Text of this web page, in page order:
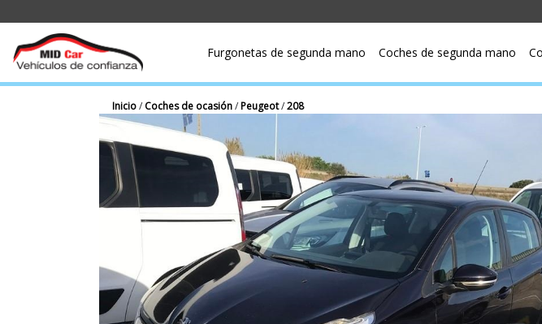
Furgonetas de segunda mano Coches de segunda mano
Inicio/ Coches de ocasión/Peugeot/208